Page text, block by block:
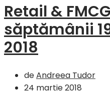
Retail &
săptămânii
2018
deAndreea Tudor
24 martie 2018